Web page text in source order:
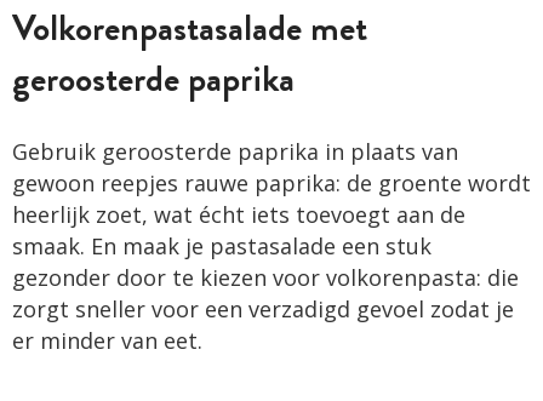
Volkorenpastasalade met
geroosterde paprika
Gebruik geroosterde paprika in plaats van
gewoon reepjes rauwe paprika: de groente wordt
heerlijk zoet, wat écht iets toevoegt aan de
smaak. En maak je pastasalade een stuk
gezonder door te kiezen voor volkorenpasta: die
zorgt sneller voor een verzadigd gevoel zodat je
er minder van eet.